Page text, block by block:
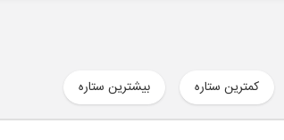
کمترین ستاره بیشترین ستاره